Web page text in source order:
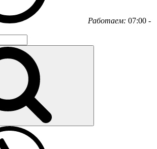
Работаем: 07:00 -